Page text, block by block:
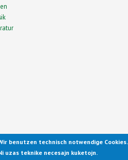
benutzen technisch notwendige Cookies.
uzas teknike necesajn kuketojn.